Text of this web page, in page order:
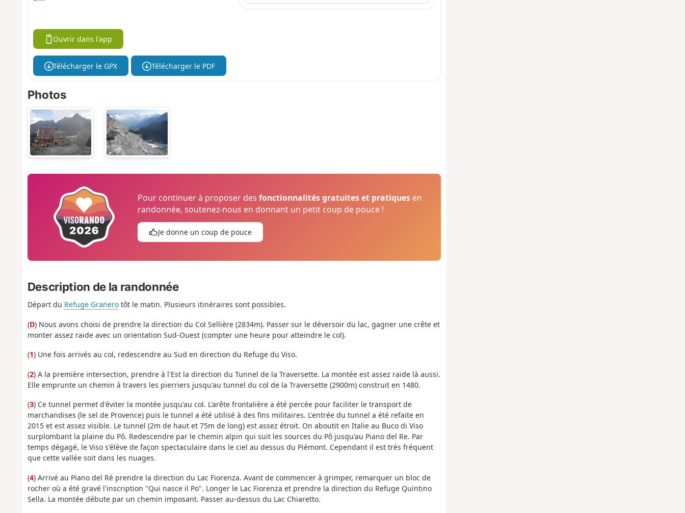
Ouvrir dans l'app
Télécharger le GPX Télécharger le PDF
Photos
Pour continuer à proposer desfonctionnalités gratuites et pratiques en
randonnée, soutenez-nous en donnant un petit coup de pouce !
Je donne un coup de pouce
Description de la randonnée
Départ du Refuge Granerotôt le matin. Plusieurs itinéraires sont possibles.
(D) Nous avons choisi de prendre la direction du Col Sellière (2834m). Passer sur le déversoir du lac, gagner une crête et
monter assez raide avec un orientation Sud-Ouest (compter une heure pour atteindre le col).
(1) Une fois arrivés au col, redescendre au Sud en direction du Refuge du Viso.
(2) A la première intersection, prendre à l'Est la direction du Tunnel de la Traversette. La montée est assez raide là aussi.
Elle emprunte un chemin à travers les pierriers jusqu'au tunnel du col de la Traversette (2900m) construit en 1480.
(3) Ce tunnel permet d'éviter la montée jusqu'au col. L'arête frontalière a été percée pour faciliter le transport de
marchandises (le sel de Provence) puis le tunnel a été utilisé à des fins militaires. L'entrée du tunnel a été refaite en
2015 et est assez visible. Le tunnel (2m de haut et 75m de long) est assez étroit. On aboutit en Italie au Buco di Viso
surplombant la plaine du Pô. Redescendre par le chemin alpin qui suit les sources du Pô jusqu'au Piano del Re. Par
temps dégagé, le Viso s'élève de façon spectaculaire dans le ciel au dessus du Piémont. Cependant il est très fréquent
que cette vallée soit dans les nuages.
(4) Arrivé au Piano del Ré prendre la direction du Lac Fiorenza. Avant de commencer à grimper, remarquer un bloc de
rocher où a été gravé l'inscription "Qui nasce il Po". Longer le Lac Fiorenza et prendre la direction du Refuge Quintino
Sella. La montée débute par un chemin imposant. Passer au-dessus du Lac Chiaretto.